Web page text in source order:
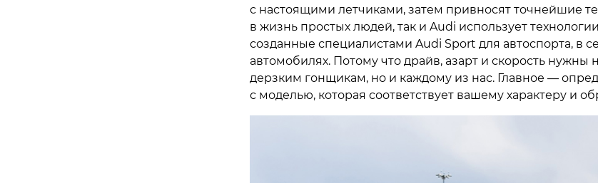
с настоящими летчиками, затем привносят точнейшие
в жизнь простых людей, так и Audi использует
созданные специалистами Audi Sport для автоспорта, в
автомобилях. Потому что драйв, азарт и скорость нужны
дерзким гонщикам, но и каждому из нас. Главное —
с моделью, которая соответствует вашему характеру и